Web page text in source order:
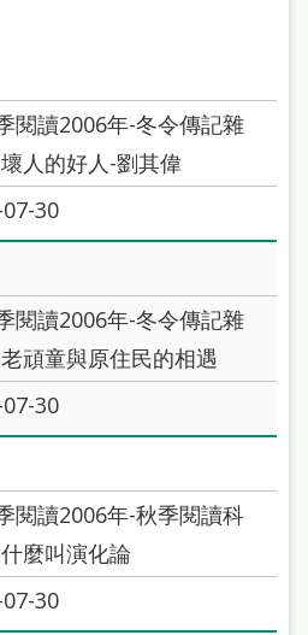
閱讀2006年-冬令傳記雜
人的好人-劉其偉
30
閱讀2006年-冬令傳記雜
頑童與原住民的相遇
30
閱讀2006年-秋季閱讀科
麼叫演化論
30